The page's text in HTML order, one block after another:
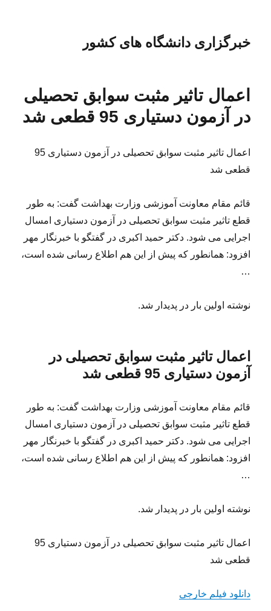
خبرگزاری دانشگاه های کشور
اعمال تاثیر مثبت سوابق تحصیلی
در آزمون دستیاری 95 قطعی شد
اعمال تاثیر مثبت سوابق تحصیلی در آزمون دستیاری 95
قطعی شد
قائم مقام معاونت آموزشی وزارت بهداشت گفت: به طور
قطع تاثیر مثبت سوابق تحصیلی در آزمون دستیاری امسال
اجرایی می شود. دکتر حمید اکبری در گفتگو با خبرنگار مهر
افزود: همانطور که پیش از این هم اطلاع رسانی شده است،
…
نوشته اولین بار در پدیدار شد.
اعمال تاثیر مثبت سوابق تحصیلی در
آزمون دستیاری 95 قطعی شد
قائم مقام معاونت آموزشی وزارت بهداشت گفت: به طور
قطع تاثیر مثبت سوابق تحصیلی در آزمون دستیاری امسال
اجرایی می شود. دکتر حمید اکبری در گفتگو با خبرنگار مهر
افزود: همانطور که پیش از این هم اطلاع رسانی شده است،
…
نوشته اولین بار در پدیدار شد.
اعمال تاثیر مثبت سوابق تحصیلی در آزمون دستیاری 95
قطعی شد
دانلود فیلم خارجی